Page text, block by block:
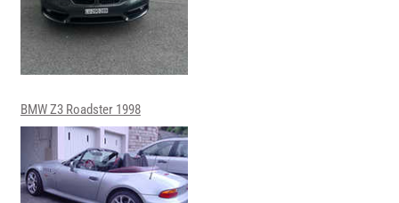
BMW Z3 Roadster 1998